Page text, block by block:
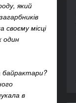
який
своєму місці
один
байрактари?
в